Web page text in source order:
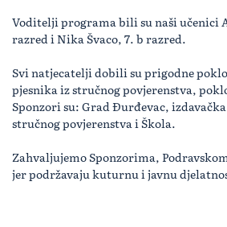
Voditelji programa bili su naši učenici
razred i Nika Švaco, 7. b razred.
Svi natjecatelji dobili su prigodne
pjesnika iz stručnog povjerenstva,
Sponzori su: Grad Đurđevac,
stručnog povjerenstva i Škola.
Zahvaljujemo Sponzorima,
jer podržavaju kuturnu i javnu